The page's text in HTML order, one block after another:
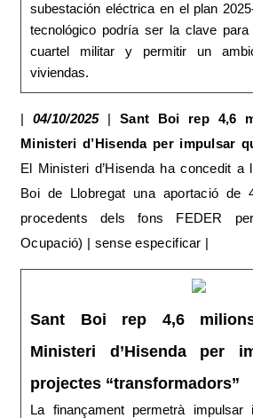
subestación eléctrica en el plan
tecnológico podría ser la clave
cuartel militar y permitir un
viviendas.
| 04/10/2025 |Sant Boi rep 4,6
Ministeri d’Hisenda per impulsar
El Ministeri d’Hisenda ha concedit a
Boi de Llobregat una aportació de
procedents dels fons FEDER
Ocupació) | sense especificar |
Sant Boi rep 4,6
Ministeri d’Hisenda per
projectes “transformadors”
La finançament permetrà impulsar